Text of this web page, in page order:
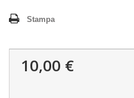
Stampa
10,00 €